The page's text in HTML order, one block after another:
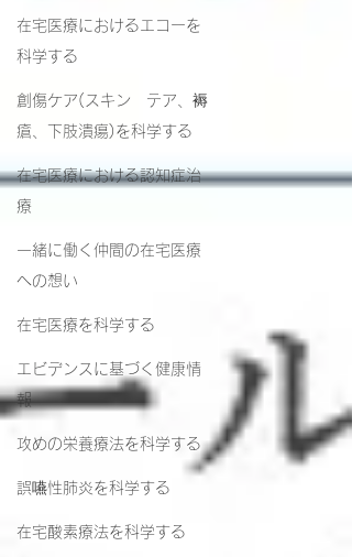
在宅医療におけるエコーを
科学する
創傷ケア(スキン テア、褥
瘡、下肢潰瘍)を科学する
在宅医療における認知症治
療
一緒に働く仲間の在宅医療
への想い
在宅医療を科学する
エビデンスに基づく健康情
報
攻めの栄養療法を科学する
誤嚥性肺炎を科学する
在宅酸素療法を科学する